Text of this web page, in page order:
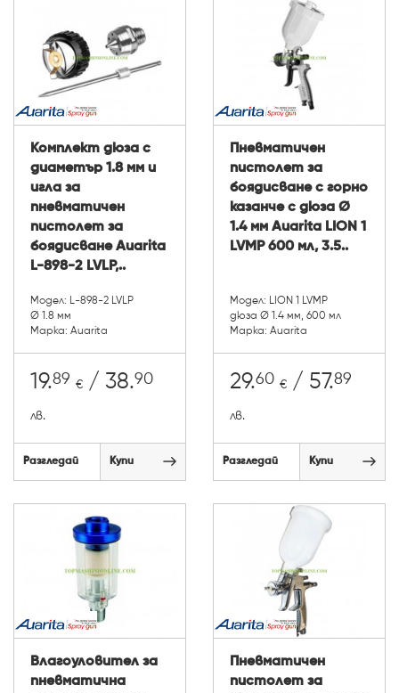
Комплект дюза с
диаметър 1.8 мм и
игла за
пневматичен
пистолет за
боядисване Auarita
L-898-2 LVLP,..
Модел: L-898-2 LVLP
Ø 1.8 мм
Марка: Auarita
19.89 € / 38.90
лв.
Разгледай Купи
Пневматичен
пистолет за
боядисване с горно
казанче с дюза Ø
1.4 мм Auarita LION 1
LVMP 600 мл, 3.5..
Модел: LION 1 LVMP
дюза Ø 1.4 мм, 600 мл
Марка: Auarita
29.60 € / 57.89
лв.
Разгледай Купи
Влагоуловител за
пневматична
Пневматичен
пистолет за